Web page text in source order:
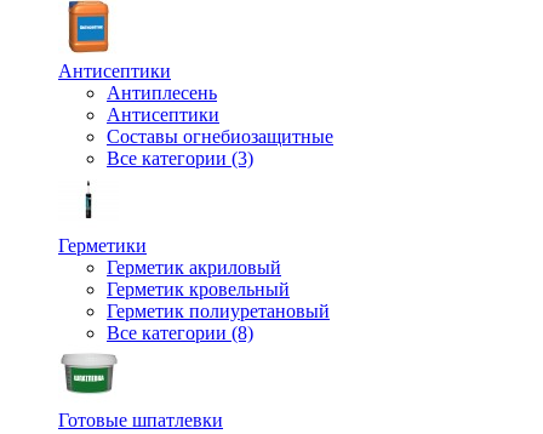
Антисептики
Антиплесень
Антисептики
Составы огнебиозащитные
Все категории (3)
Герметики
Герметик акриловый
Герметик кровельный
Герметик полиуретановый
Все категории (8)
Готовые шпатлевки